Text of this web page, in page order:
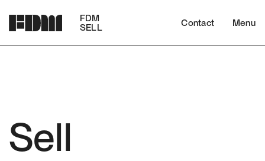
FDM
SELL
Contact Menu
Sell